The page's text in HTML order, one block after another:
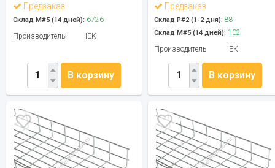
Предзаказ
Склад М#5 (14 дней): 6726
Производитель
IEK
В корзину
Предзаказ
Склад Р#2 (1-2 дня): 88
Склад М#5 (14 дней): 102
Производитель
IEK
В корзину